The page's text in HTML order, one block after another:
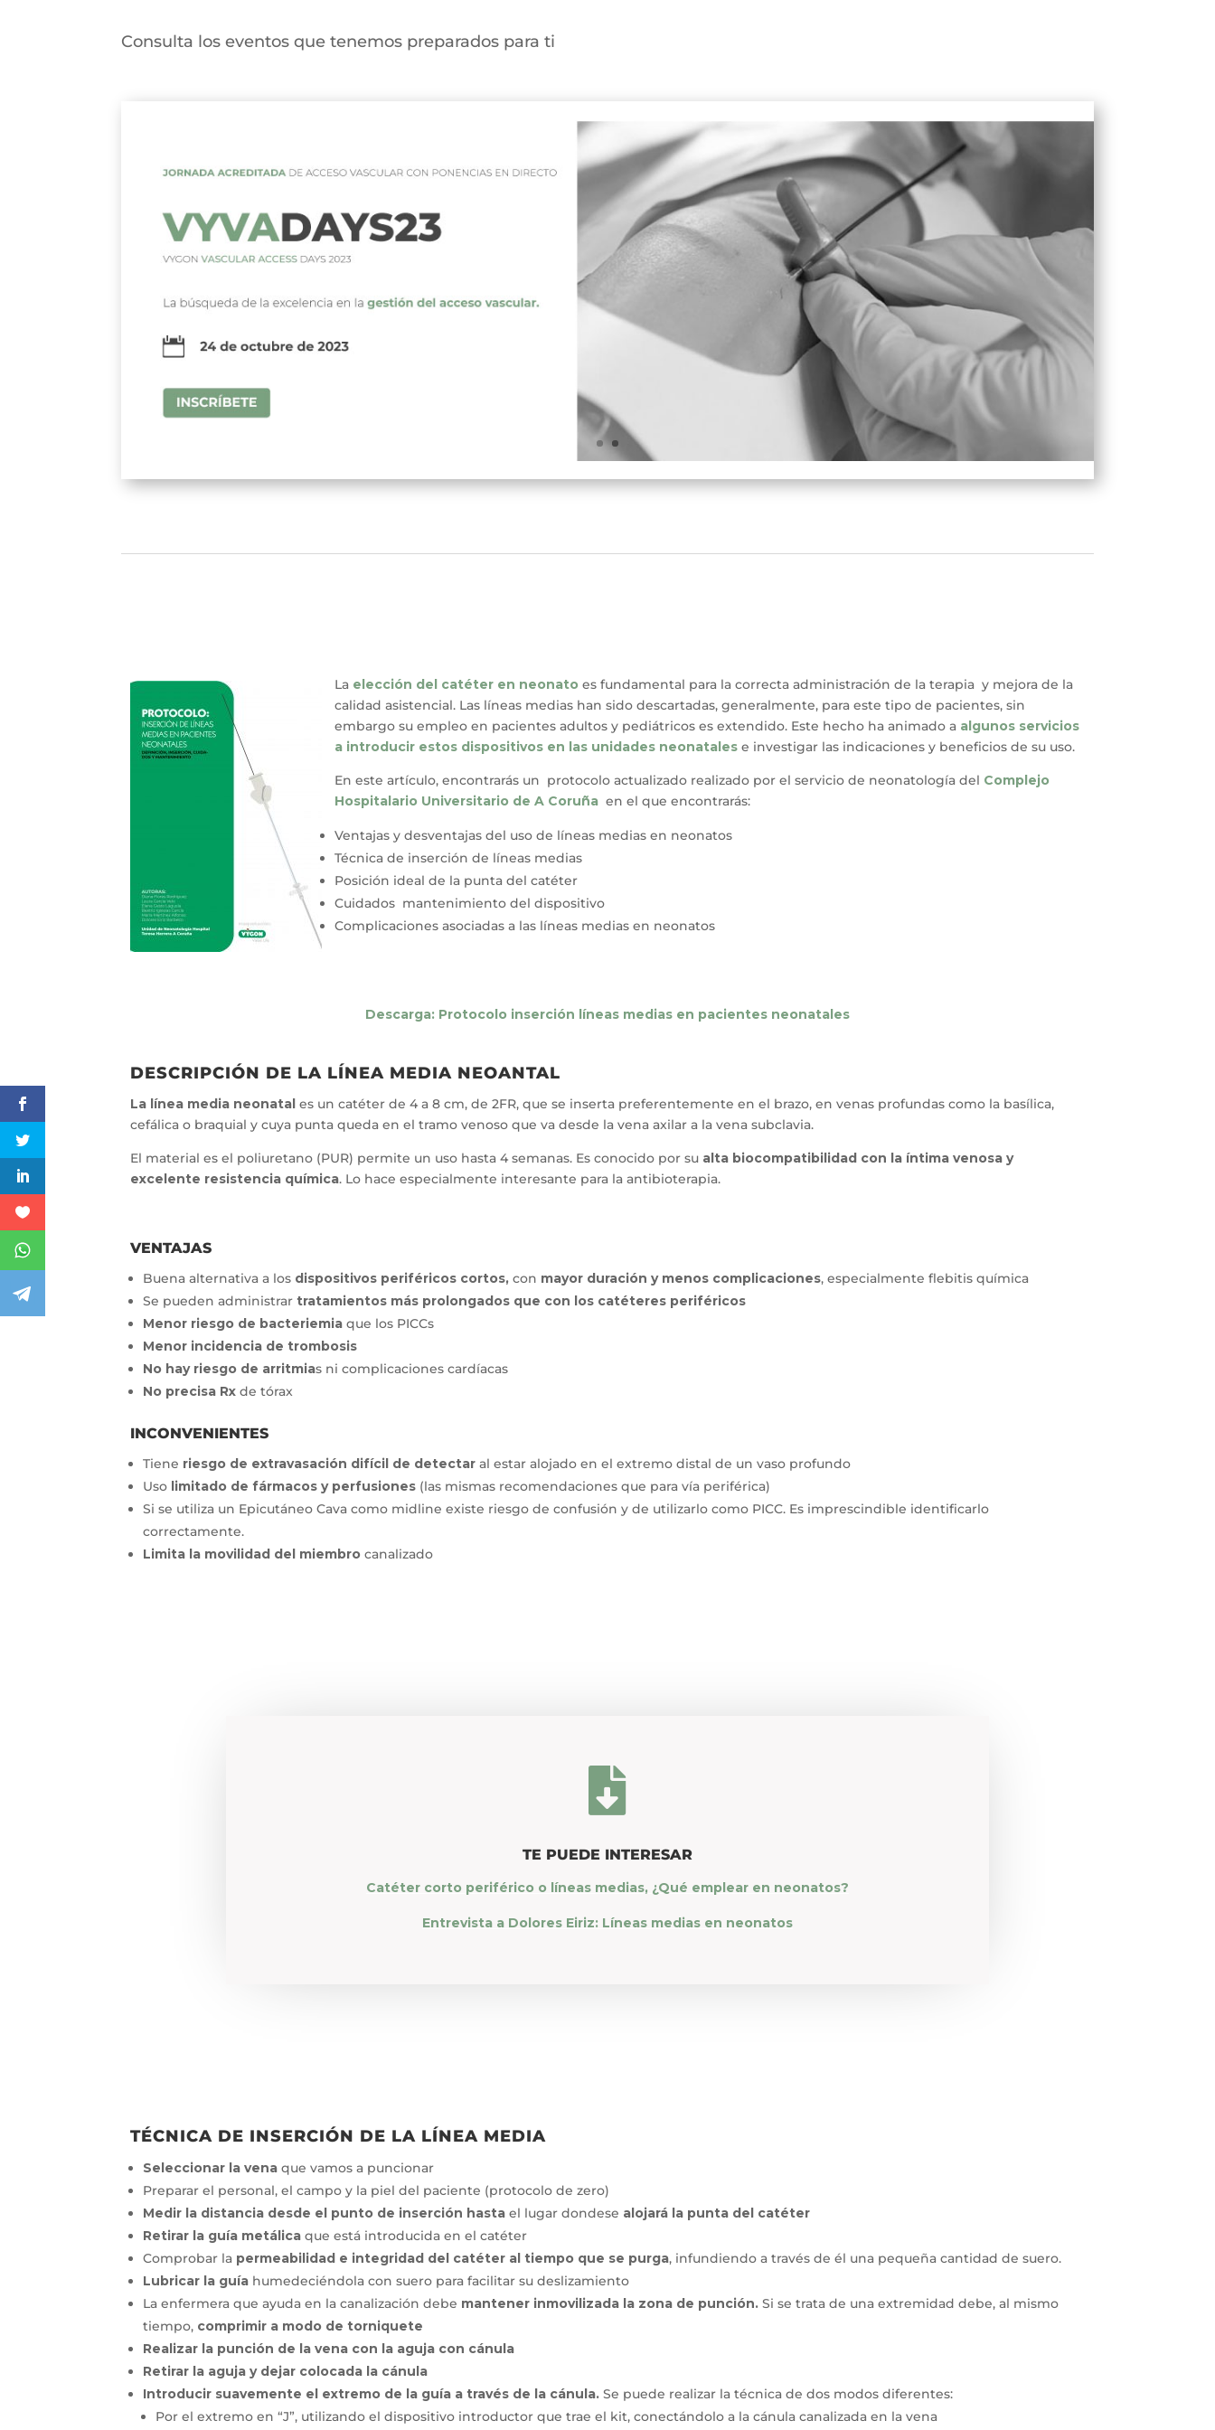
Consulta los eventos que tenemos preparados para ti
La elección del catéter en neonato es fundamental para la correcta administración de la terapia y mejora de la
calidad asistencial. Las líneas medias han sido descartadas, generalmente, para este tipo de pacientes, sin
embargo su empleo en pacientes adultos y pediátricos es extendido. Este hecho ha animado a algunos servicios
a introducir estos dispositivos en las unidades neonatales e investigar las indicaciones y beneficios de su uso.
En este artículo, encontrarás un protocolo actualizado realizado por el servicio de neonatología del Complejo
Hospitalario Universitario de A Coruña en el que encontrarás:
Ventajas y desventajas del uso de líneas medias en neonatos
Técnica de inserción de líneas medias
Posición ideal de la punta del catéter
Cuidados mantenimiento del dispositivo
Complicaciones asociadas a las líneas medias en neonatos
Descarga: Protocolo inserción líneas medias en pacientes neonatales
DESCRIPCIÓN DE LA LÍNEA MEDIA NEOANTAL
La línea media neonatales un catéter de 4 a 8 cm, de 2FR, que se inserta preferentemente en el brazo, en venas profundas como la basílica,
cefálica o braquial y cuya punta queda en el tramo venoso que va desde la vena axilar a la vena subclavia.
El material es el poliuretano (PUR) permite un uso hasta 4 semanas. Es conocido por su alta biocompatibilidad con la íntima venosa y
excelente resistencia química. Lo hace especialmente interesante para la antibioterapia.
VENTAJAS
Buena alternativa a los dispositivos periféricos cortos, con mayor duración y menos complicaciones, especialmente flebitis química
Se pueden administrartratamientos más prolongados que con los catéteres periféricos
Menor riesgo de bacteriemia que los PICCs
Menor incidencia de trombosis
No hay riesgo de arritmias ni complicaciones cardíacas
No precisa Rx de tórax
INCONVENIENTES
Tiene riesgo de extravasación difícil de detectar al estar alojado en el extremo distal de un vaso profundo
Uso limitado de fármacos y perfusiones (las mismas recomendaciones que para vía periférica)
Si se utiliza un Epicutáneo Cava como midline existe riesgo de confusión y de utilizarlo como PICC. Es imprescindible identificarlo
correctamente.
Limita la movilidad del miembro canalizado

TE PUEDE INTERESAR
Catéter corto periférico o líneas medias, ¿Qué emplear en neonatos?
Entrevista a Dolores Eiriz: Líneas medias en neonatos
TÉCNICA DE INSERCIÓN DE LA LÍNEA MEDIA
Seleccionar la venaque vamos a puncionar
Preparar el personal, el campo y la piel del paciente (protocolo de zero)
Medir la distancia desde el punto de inserción hastael lugar dondese alojará la punta del catéter
Retirar la guía metálica que está introducida en el catéter
Comprobar la permeabilidad e integridad del catéter al tiempo que se purga, infundiendo a través de él una pequeña cantidad de suero.
Lubricar la guía humedeciéndola con suero para facilitar su deslizamiento
La enfermera que ayuda en la canalización debe mantener inmovilizada la zona de punción.Si se trata de una extremidad debe, al mismo
tiempo, comprimir a modo de torniquete
Realizar la punción de la vena con la aguja con cánula
Retirar la aguja y dejar colocada la cánula
Introducir suavemente el extremo de la guía a través de la cánula.Se puede realizar la técnica de dos modos diferentes:
Por el extremo en “J”, utilizando el dispositivo introductor que trae el kit, conectándolo a la cánula canalizada en la vena